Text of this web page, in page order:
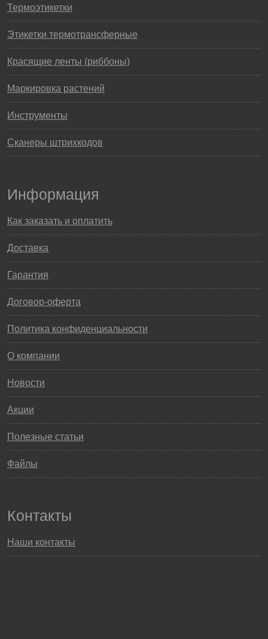
Термоэтикетки
Этикетки термотрансферные
Красящие ленты (риббоны)
Маркировка растений
Инструменты
Сканеры штрихкодов
Информация
Как заказать и оплатить
Доставка
Гарантия
Договор-оферта
Политика конфиденциальности
О компании
Новости
Акции
Полезные статьи
Файлы
Контакты
Наши контакты